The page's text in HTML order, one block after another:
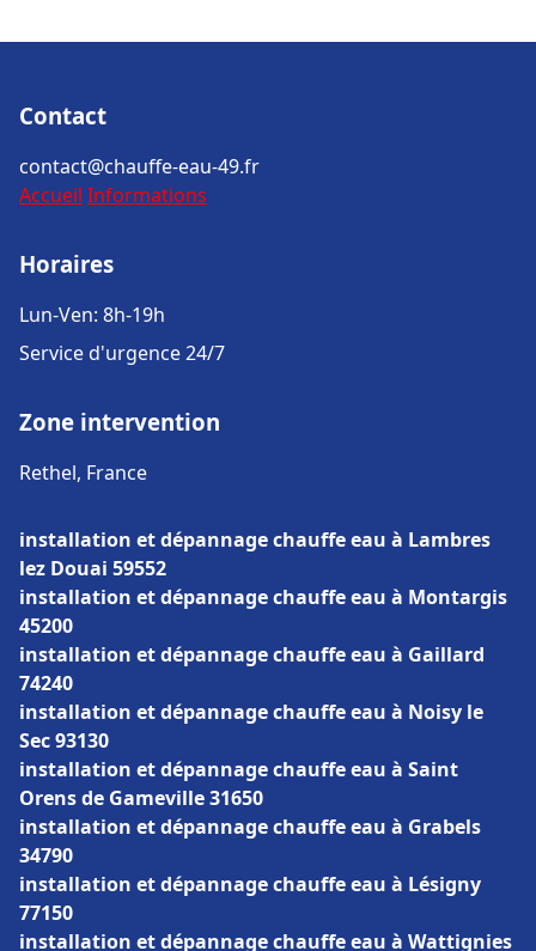
Contact
contact@chauffe-eau-49.fr
Accueil Informations
Horaires
Lun-Ven: 8h-19h
Service d'urgence 24/7
Zone intervention
Rethel, France
installation et dépannage chauffe eau à Lambres
lez Douai 59552
installation et dépannage chauffe eau à Montargis
45200
installation et dépannage chauffe eau à Gaillard
74240
installation et dépannage chauffe eau à Noisy le
Sec 93130
installation et dépannage chauffe eau à Saint
Orens de Gameville 31650
installation et dépannage chauffe eau à Grabels
34790
installation et dépannage chauffe eau à Lésigny
77150
installation et dépannage chauffe eau à Wattignies